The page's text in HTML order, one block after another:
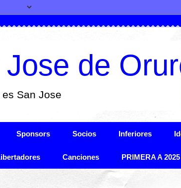
de
San Jose
Sponsors Socios Inferiores
Canciones PRIMERA A 2025